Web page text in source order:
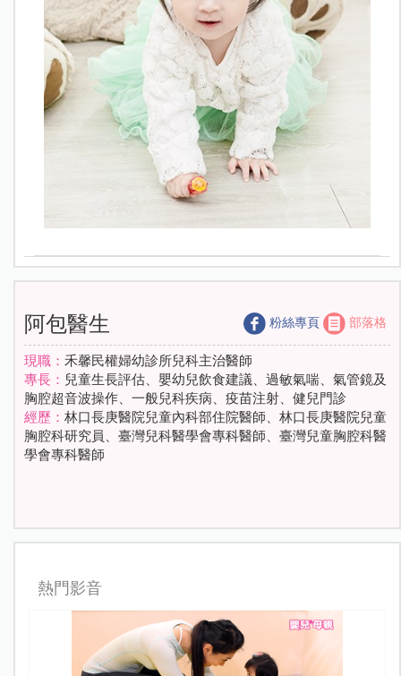
阿包醫生 粉絲專頁 部落格
現職： 禾馨民權婦幼診所兒科主治醫師
專長： 兒童生長評估、嬰幼兒飲食建議、過敏氣喘、氣管鏡及
胸腔超音波操作、一般兒科疾病、疫苗注射、健兒門診
經歷： 林口長庚醫院兒童內科部住院醫師、林口長庚醫院兒童
胸腔科研究員、臺灣兒科醫學會專科醫師、臺灣兒童胸腔科醫
學會專科醫師
熱門影音